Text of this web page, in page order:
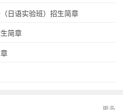
日语实验班）招生简章
简章
更多